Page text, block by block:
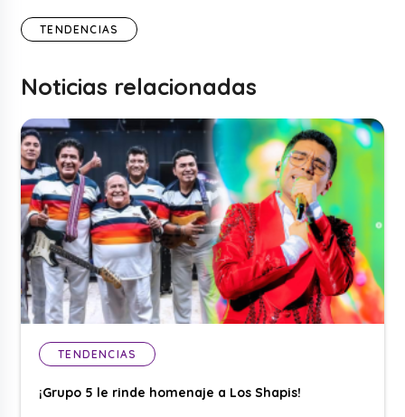
TENDENCIAS
Noticias relacionadas
TENDENCIAS
¡Grupo 5 le rinde homenaje a Los Shapis!